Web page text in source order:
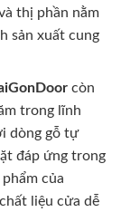
thị phần nằm
sản xuất cung
còn
trong lĩnh
dòng gỗ tự
đáp ứng trong
của
liệu cửa dễ